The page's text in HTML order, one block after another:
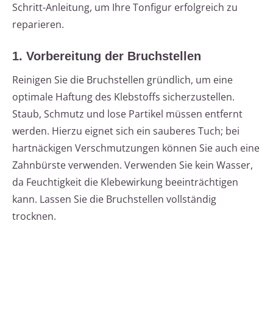
Schritt-Anleitung, um Ihre Tonfigur erfolgreich zu
reparieren.
1. Vorbereitung der Bruchstellen
Reinigen Sie die Bruchstellen gründlich, um eine
optimale Haftung des Klebstoffs sicherzustellen.
Staub, Schmutz und lose Partikel müssen entfernt
werden. Hierzu eignet sich ein sauberes Tuch; bei
hartnäckigen Verschmutzungen können Sie auch eine
Zahnbürste verwenden. Verwenden Sie kein Wasser,
da Feuchtigkeit die Klebewirkung beeinträchtigen
kann. Lassen Sie die Bruchstellen vollständig
trocknen.